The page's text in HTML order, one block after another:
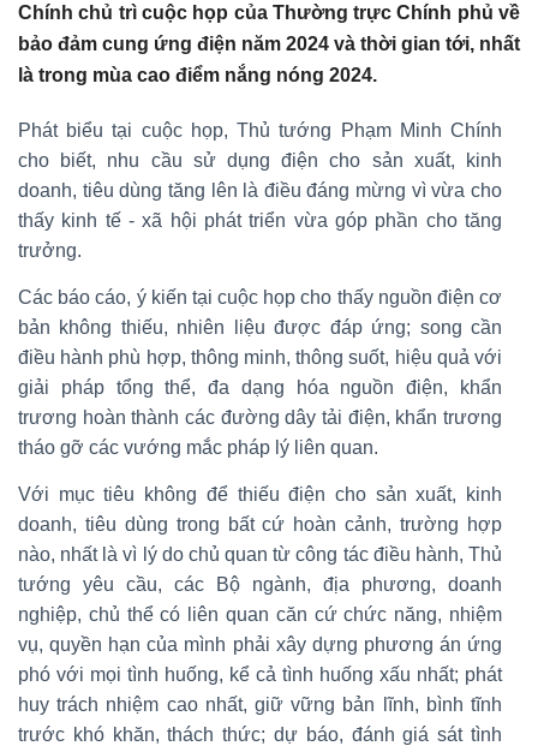
Chính chủ trì cuộc họp của Thường trực Chính phủ về
bảo đảm cung ứng điện năm 2024 và thời gian tới, nhất
là trong mùa cao điểm nắng nóng 2024.
Phát biểu tại cuộc họp, Thủ tướng Phạm Minh Chính
cho biết, nhu cầu sử dụng điện cho sản xuất, kinh
doanh, tiêu dùng tăng lên là điều đáng mừng vì vừa cho
thấy kinh tế - xã hội phát triển vừa góp phần cho tăng
trưởng.
Các báo cáo, ý kiến tại cuộc họp cho thấy nguồn điện cơ
bản không thiếu, nhiên liệu được đáp ứng; song cần
điều hành phù hợp, thông minh, thông suốt, hiệu quả với
giải pháp tổng thể, đa dạng hóa nguồn điện, khẩn
trương hoàn thành các đường dây tải điện, khẩn trương
tháo gỡ các vướng mắc pháp lý liên quan.
Với mục tiêu không để thiếu điện cho sản xuất, kinh
doanh, tiêu dùng trong bất cứ hoàn cảnh, trường hợp
nào, nhất là vì lý do chủ quan từ công tác điều hành, Thủ
tướng yêu cầu, các Bộ ngành, địa phương, doanh
nghiệp, chủ thể có liên quan căn cứ chức năng, nhiệm
vụ, quyền hạn của mình phải xây dựng phương án ứng
phó với mọi tình huống, kể cả tình huống xấu nhất; phát
huy trách nhiệm cao nhất, giữ vững bản lĩnh, bình tĩnh
trước khó khăn, thách thức; dự báo, đánh giá sát tình